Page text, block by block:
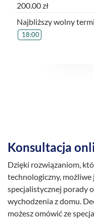
200.00 zł
Najbliższy wolny
18:00
Konsultacja
Dzięki rozwiązaniom,
technologiczny,
specjalistycznej porady
wychodzenia z domu.
możesz omówić ze